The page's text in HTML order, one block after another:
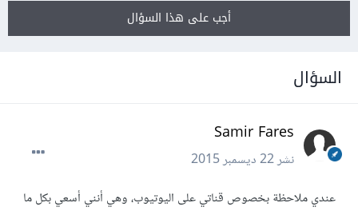
أجب على هذا السؤال
السؤال
Samir Fares
نشر22 ديسمبر 2015
عندي ملاحظة بخصوص قناتي على اليوتيوب، وهي أنني أسعي بكل ما